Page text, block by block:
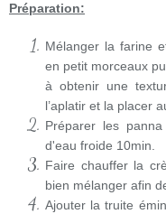
Préparation:
Mélanger la farine
en petit morceaux
à obtenir une
l’aplatir et la placer
Préparer les
d'eau froide 10min.
Faire chauffer la
bien mélanger afin
Ajouter la truite